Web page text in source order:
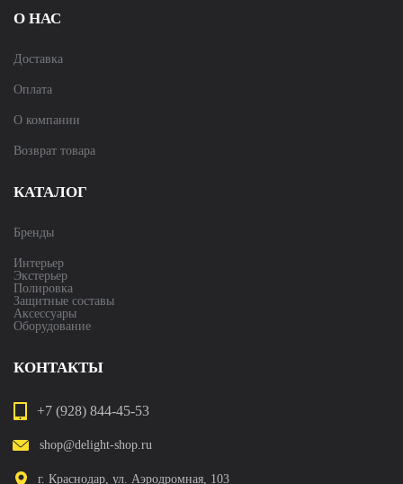
О НАС
Доставка
Оплата
О компании
Возврат товара
КАТАЛОГ
Бренды
Интерьер
Экстерьер
Полировка
Защитные составы
Аксессуары
Оборудование
КОНТАКТЫ
+7 (928) 844-45-53
shop@delight-shop.ru
г. Краснодар, ул. Аэродромная, 103